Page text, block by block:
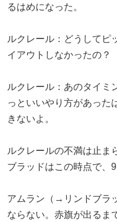
るはめになった。
ルクレール：どうして
イアウトしなかったの？
ルクレール：あのタイミ
っといいやり方があった
きないよ。
ルクレールの不満は止ま
ブラッドはこの時点で、
アムラン（→リンドブラ
ならない。赤旗が出るま